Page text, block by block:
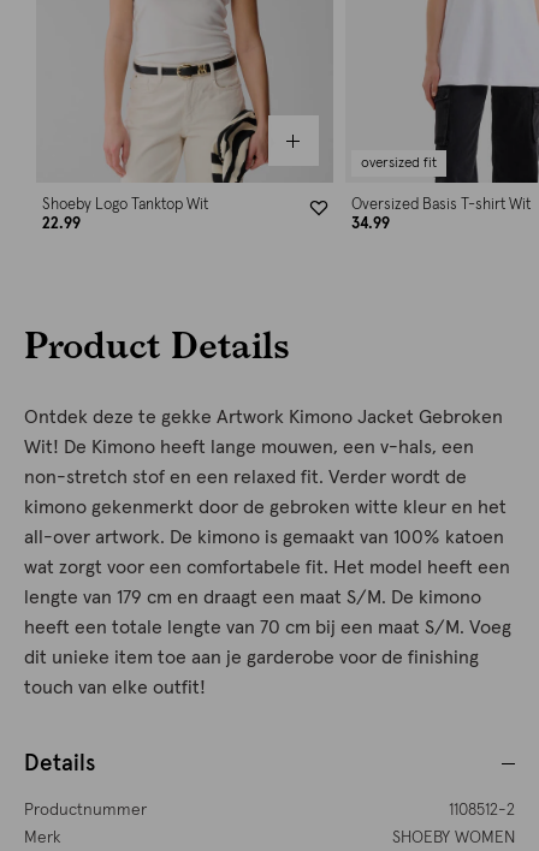
Shoeby Logo Tanktop Wit
22.99
oversized fit
Oversized Basis T-shirt Wit
34.99
Product Details
Ontdek deze te gekke Artwork Kimono Jacket Gebroken
Wit! De Kimono heeft lange mouwen, een v-hals, een
non-stretch stof en een relaxed fit. Verder wordt de
kimono gekenmerkt door de gebroken witte kleur en het
all-over artwork. De kimono is gemaakt van 100% katoen
wat zorgt voor een comfortabele fit. Het model heeft een
lengte van 179 cm en draagt een maat S/M. De kimono
heeft een totale lengte van 70 cm bij een maat S/M. Voeg
dit unieke item toe aan je garderobe voor de finishing
touch van elke outfit!
Details
Productnummer
1108512-2
Merk
SHOEBY WOMEN